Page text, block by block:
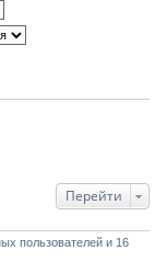
Перейти
пользователей и 16